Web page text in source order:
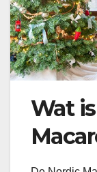
Wat